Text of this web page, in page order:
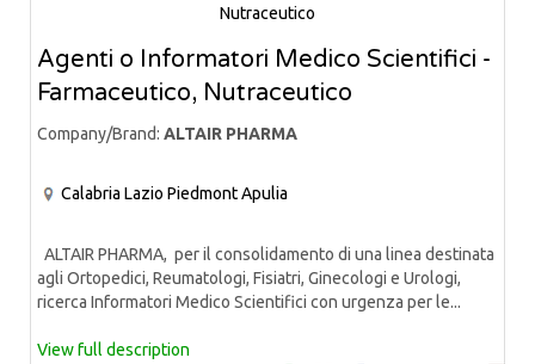
Agenti o Informatori Medico Scientifici -
Farmaceutico, Nutraceutico
Company/Brand: ALTAIR PHARMA
Calabria Lazio PiedmontApulia
ALTAIR PHARMA, per il consolidamento di una linea destinata
agli Ortopedici, Reumatologi, Fisiatri, Ginecologi e Urologi,
ricerca Informatori Medico Scientifici con urgenza per le...
View full description